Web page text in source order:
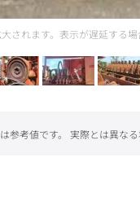
されます。表示が遅延する場
参考値です。 実際とは異な